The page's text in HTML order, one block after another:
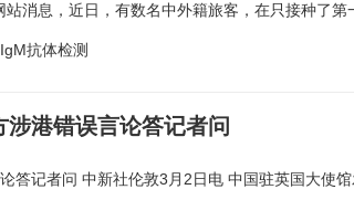
消息，近日，有数名中外籍旅客，在只接种了
抗体检测
港错误言论答记者问
答记者问 中新社伦敦3月2日电 中国驻英国大使